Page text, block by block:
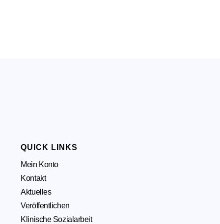
QUICK LINKS
Mein Konto
Kontakt
Aktuelles
Veröffentlichen
Klinische Sozialarbeit